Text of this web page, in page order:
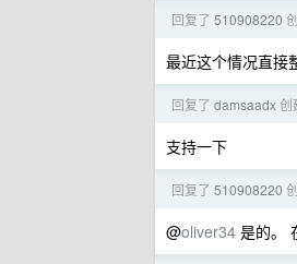
回复了 510908220
最近这个情况直接
回复了 damsaadx创
支持一下
回复了 510908220
@oliver34 是的。